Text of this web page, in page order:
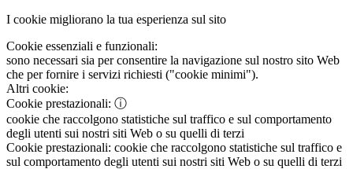
I cookie migliorano la tua esperienza sul sito
Cookie essenziali e funzionali:
sono necessari sia per consentire la navigazione sul nostro sito Web
che per fornire i servizi richiesti ("cookie minimi").
Altri cookie:
Cookie prestazionali: ⓘ
cookie che raccolgono statistiche sul traffico e sul comportamento
degli utenti sui nostri siti Web o su quelli di terzi
Cookie prestazionali: cookie che raccolgono statistiche sul traffico e
sul comportamento degli utenti sui nostri siti Web o su quelli di terzi